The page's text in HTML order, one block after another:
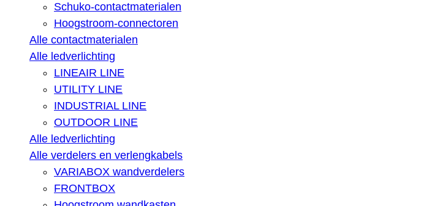
Schuko-contactmaterialen
Hoogstroom-connectoren
Alle contactmaterialen
Alle ledverlichting
LINEAIR LINE
UTILITY LINE
INDUSTRIAL LINE
OUTDOOR LINE
Alle ledverlichting
Alle verdelers en verlengkabels
VARIABOX wandverdelers
FRONTBOX